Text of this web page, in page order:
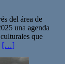
del área de
una agenda
que
[…]